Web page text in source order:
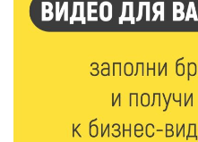
6 Авг 2026 14:55 143
В Твери создали
добавок, повышающие
сельхозживотных
6 Авг 2026 14:01 180